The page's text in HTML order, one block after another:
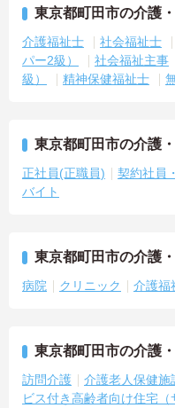
東京都町田市の介護
介護福祉士 社会福祉士
パー2級）
社会福祉主事
級）
精神保健福祉士
東京都町田市の介護
正社員(正職員) 契約社員
バイト
東京都町田市の介護
病院 クリニック 介護福
東京都町田市の介護
訪問介護 介護老人保健施
ビス付き高齢者向け住宅（